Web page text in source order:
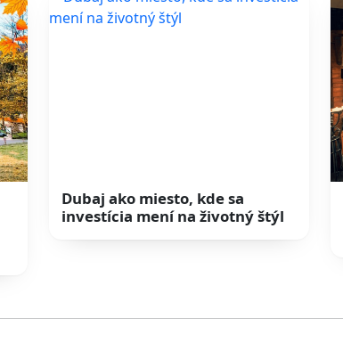
Dubaj ako miesto, kde sa
investícia mení na životný štýl